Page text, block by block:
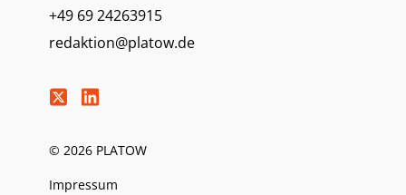
+49 69 24263915
redaktion@platow.de
© 2026 PLATOW
Impressum